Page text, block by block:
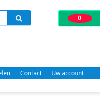
0
Contact Uw account